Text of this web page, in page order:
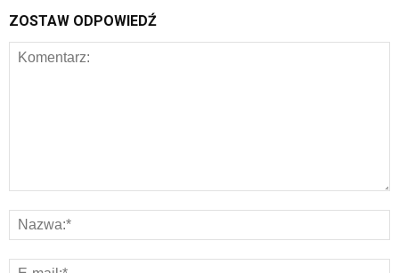
ZOSTAW ODPOWIEDŹ